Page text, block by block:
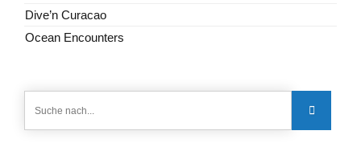
Dive’n Curacao
Ocean Encounters